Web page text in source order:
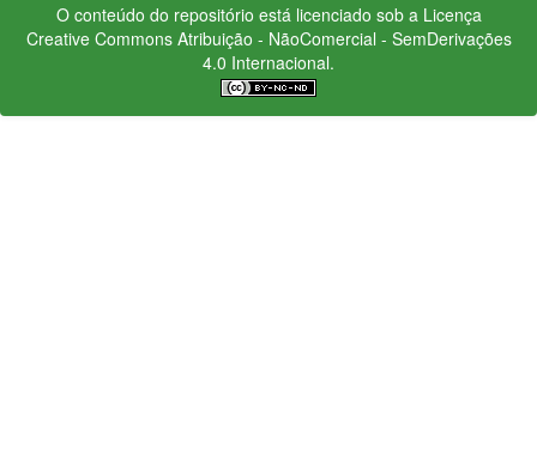
O conteúdo do repositório está licenciado sob a Licença
Creative CommonsAtribuição - NãoComercial - SemDerivações
4.0 Internacional.